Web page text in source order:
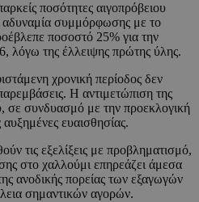
ποσότητες αιγοπρόβειου
αδυναμία συμμόρφωσης με το
ποσοστό 25% για την
λόγω της έλλειψης πρώτης ύλης.
χρονική περίοδος δεν
Η αντιμετώπιση της
σε συνδυασμό με την προεκλογική
ευαισθησίας.
τις εξελίξεις με προβληματισμό,
στο χαλλούμι επηρεάζει άμεσα
ανοδικής πορείας των εξαγωγών
σημαντικών αγορών.